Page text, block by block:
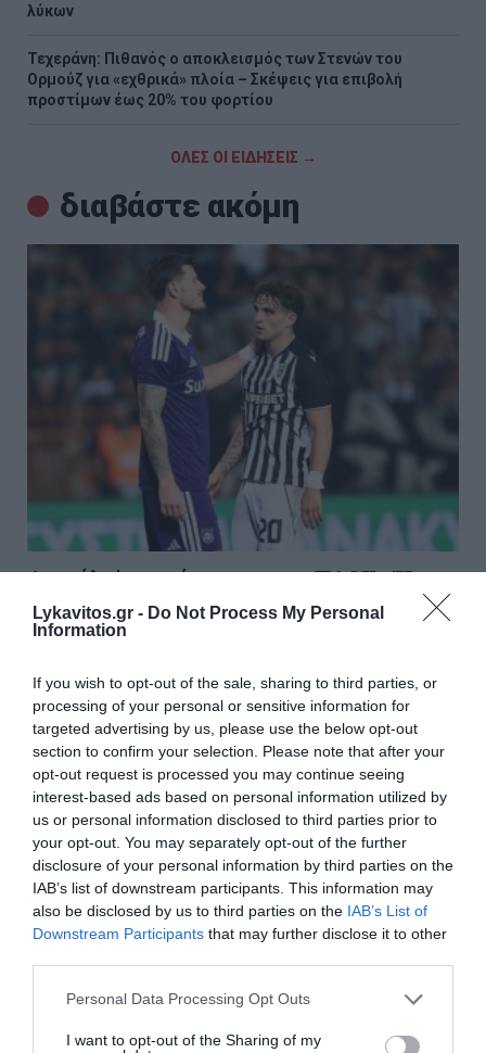
Lykavitos.gr - Do Not Process My Personal
Information
If you wish to opt-out of the sale, sharing to third parties, or
processing of your personal or sensitive information for
targeted advertising by us, please use the below opt-out
section to confirm your selection. Please note that after your
opt-out request is processed you may continue seeing
interest-based ads based on personal information utilized by
us or personal information disclosed to third parties prior to
your opt-out. You may separately opt-out of the further
disclosure of your personal information by third parties on the
IAB’s list of downstream participants. This information may
also be disclosed by us to third parties on the IAB’s List of
Downstream Participants that may further disclose it to other
Please note that this website/app uses one or more Google
not limited to your visit or usage behaviour. You may click to
Personal Data Processing Opt Outs
I want to opt-out of the Sharing of my
λύκων
Τεχεράνη: Πιθανός ο αποκλεισμός των Στενών του
Ορμούζ για «εχθρικά» πλοία – Σκέψεις για επιβολή
προστίμων έως 20% του φορτίου
ΟΛΕΣ ΟΙ ΕΙΔΗΣΕΙΣ →
διαβάστε ακόμη
Δυσκόλεψε η πρόκριση για τον ΠΑΟΚ – Ήττα
1-0 από την Άντερλεχτ στην Τούμπα
«δικέφαλος του βορρά» ηττήθηκε 1-0 από την Άντερλεχτ
στην Τούμπα στη Θεσσαλονίκη, στο...
06 Αυγούστου 2026